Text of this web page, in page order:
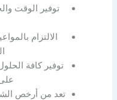
توفير الوقت
الالتزام
توفير كافة
تعد من أرخص